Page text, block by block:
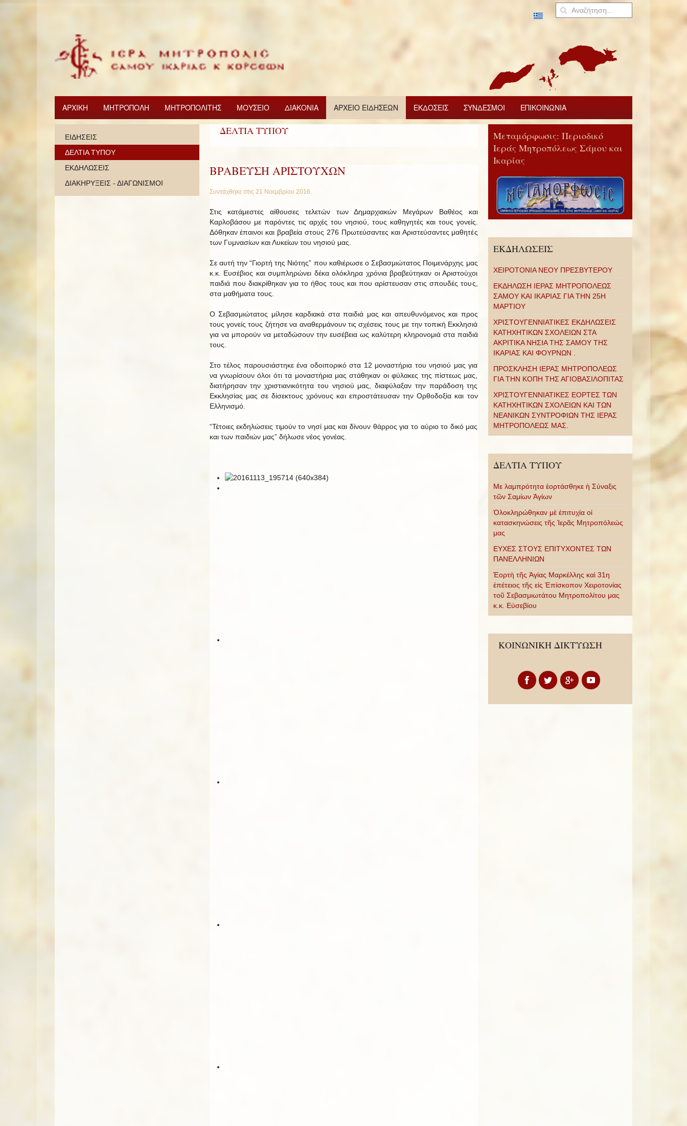
ΑΡΧΙΚΗ ΜΗΤΡΟΠΟΛΗ ΜΗΤΡΟΠΟΛΙΤΗΣ ΜΟΥΣΕΙΟ ΔΙΑΚΟΝΙΑ ΑΡΧΕΙΟ ΕΙΔΗΣΕΩΝ ΕΚΔΟΣΕΙΣ ΣΥΝΔΕΣΜΟΙ ΕΠΙΚΟΙΝΩΝΙΑ
ΔΕΛΤΙΑ ΤΥΠΟΥ
ΒΡΑΒΕΥΣΗ ΑΡΙΣΤΟΥΧΩΝ
Συντάχθηκε στις 21 Νοεμβρίου 2016.
Στις κατάμεστες αίθουσες τελετών των Δημαρχιακών Μεγάρων Βαθέος και
Καρλοβάσου με παρόντες τις αρχές του νησιού, τους καθηγητές και τους γονείς.
Δόθηκαν έπαινοι και βραβεία στους 276 Πρωτεύσαντες και Αριστεύσαντες μαθητές
των Γυμνασίων και Λυκείων του νησιού μας.
Σε αυτή την “Γιορτή της Νιότης” που καθιέρωσε ο Σεβασμιώτατος Ποιμενάρχης μας
κ.κ. Ευσέβιος και συμπληρώνει δέκα ολόκληρα χρόνια βραβεύτηκαν οι Αριστούχοι
παιδιά που διακρίθηκαν για το ήθος τους και που αρίστευσαν στις σπουδές τους,
στα μαθήματα τους.
Ο Σεβασμιώτατος μίλησε καρδιακά στα παιδιά μας και απευθυνόμενος και προς
τους γονείς τους ζήτησε να αναθερμάνουν τις σχέσεις τους με την τοπική Εκκλησιά
για να μπορούν να μεταδώσουν την ευσέβεια ως καλύτερη κληρονομιά στα παιδιά
τους.
Στο τέλος παρουσιάστηκε ένα οδοιπορικό στα 12 μοναστήρια του νησιού μας για
να γνωρίσουν όλοι ότι τα μοναστήρια μας στάθηκαν οι φύλακες της πίστεως μας,
διατήρησαν την χριστιανικότητα του νησιού μας, διαφύλαξαν την παράδοση της
Εκκλησίας μας σε δίσεκτους χρόνους και επροστάτευσαν την Ορθοδοξία και τον
Ελληνισμό.
“Τέτοιες εκδηλώσεις τιμούν το νησί μας και δίνουν θάρρος για το αύριο το δικό μας
και των παιδιών μας” δήλωσε νέος γονέας.
ΕΙΔΗΣΕΙΣ
ΔΕΛΤΙΑ ΤΥΠΟΥ
ΕΚΔΗΛΩΣΕΙΣ
ΔΙΑΚΗΡΥΞΕΙΣ - ΔΙΑΓΩΝΙΣΜΟΙ
Μεταμόρφωσις: Περιοδικό
Ιεράς Μητροπόλεως Σάμου και
Ικαρίας
ΕΚΔΗΛΩΣΕΙΣ
ΧΕΙΡΟΤΟΝΙΑ ΝΕΟΥ ΠΡΕΣΒΥΤΕΡΟΥ
ΕΚΔΗΛΩΣΗ ΙΕΡΑΣ ΜΗΤΡΟΠΟΛΕΩΣ
ΣΑΜΟΥ ΚΑΙ ΙΚΑΡΙΑΣ ΓΙΑ ΤΗΝ 25Η
ΜΑΡΤΙΟΥ
ΧΡΙΣΤΟΥΓΕΝΝΙΑΤΙΚΕΣ ΕΚΔΗΛΩΣΕΙΣ
ΚΑΤΗΧΗΤΙΚΩΝ ΣΧΟΛΕΙΩΝ ΣΤΑ
ΑΚΡΙΤΙΚΑ ΝΗΣΙΑ ΤΗΣ ΣΑΜΟΥ ΤΗΣ
ΙΚΑΡΙΑΣ ΚΑΙ ΦΟΥΡΝΩΝ .
ΠΡΟΣΚΛΗΣΗ ΙΕΡΑΣ ΜΗΤΡΟΠΟΛΕΩΣ
ΓΙΑ ΤΗΝ ΚΟΠΗ ΤΗΣ ΑΓΙΟΒΑΣΙΛΟΠΙΤΑΣ
ΧΡΙΣΤΟΥΓΕΝΝΙΑΤΙΚΕΣ ΕΟΡΤΕΣ ΤΩΝ
ΚΑΤΗΧΗΤΙΚΩΝ ΣΧΟΛΕΙΩΝ ΚΑΙ ΤΩΝ
ΝΕΑΝΙΚΩΝ ΣΥΝΤΡΟΦΙΩΝ ΤΗΣ ΙΕΡΑΣ
ΜΗΤΡΟΠΟΛΕΩΣ ΜΑΣ.
ΔΕΛΤΙΑ ΤΥΠΟΥ
Με λαμπρότητα ἑορτάσθηκε ἡ Σύναξις
τῶν Σαμίων Ἁγίων
Ὁλοκληρώθηκαν μὲ ἐπιτυχία οἱ
κατασκηνώσεις τῆς Ἱερᾶς Μητροπόλεώς
μας
ΕΥΧΕΣ ΣΤΟΥΣ ΕΠΙΤΥΧΟΝΤΕΣ ΤΩΝ
ΠΑΝΕΛΛΗΝΙΩΝ
Ἑορτὴ τῆς Ἁγίας Μαρκέλλης καὶ 31η
ἐπέτειος τῆς εἰς Ἐπίσκοπον Χειροτονίας
τοῦ Σεβασμιωτάτου Μητροπολίτου μας
κ.κ. Εὐσεβίου
ΚΟΙΝΩΝΙΚΗ ΔΙΚΤΥΩΣΗ